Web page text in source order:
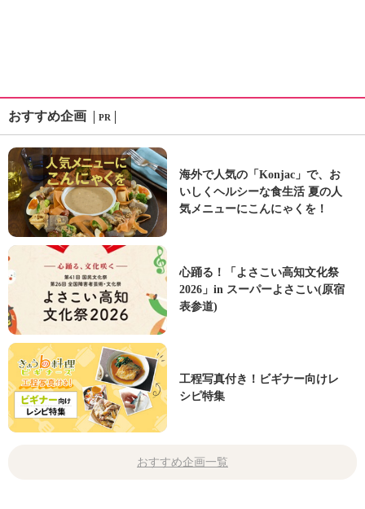
おすすめ企画 PR
海外で人気の「Konjac」で、お
いしくヘルシーな食生活 夏の人
気メニューにこんにゃくを！
心踊る！「よさこい高知文化祭
2026」in スーパーよさこい(原宿
表参道)
工程写真付き！ビギナー向けレ
シピ特集
おすすめ企画一覧